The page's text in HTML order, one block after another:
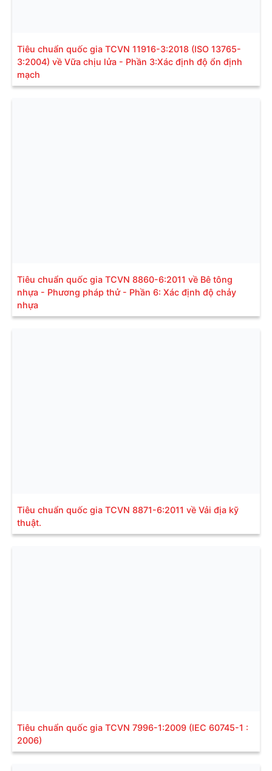
Tiêu chuẩn quốc gia TCVN 11916-3:2018 (ISO 13765-
3:2004) về Vữa chịu lửa - Phần 3:Xác định độ ổn định
mạch
Tiêu chuẩn quốc gia TCVN 8860-6:2011 về Bê tông
nhựa - Phương pháp thử - Phần 6: Xác định độ chảy
nhựa
Tiêu chuẩn quốc gia TCVN 8871-6:2011 về Vải địa kỹ
thuật.
Tiêu chuẩn quốc gia TCVN 7996-1:2009 (IEC 60745-1 :
2006)